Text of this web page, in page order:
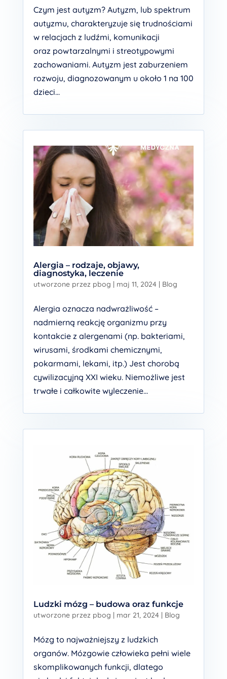
Czym jest autyzm? Autyzm, lub spektrum
autyzmu, charakteryzuje się trudnościami
w relacjach z ludźmi, komunikacji
oraz powtarzalnymi i streotypowymi
zachowaniami. Autyzm jest zaburzeniem
rozwoju, diagnozowanym u około 1 na 100
dzieci...
Alergia – rodzaje, objawy,
diagnostyka, leczenie
utworzone przez pbog | maj 11, 2024| Blog
Alergia oznacza nadwrażliwość –
nadmierną reakcję organizmu przy
kontakcie z alergenami (np. bakteriami,
wirusami, środkami chemicznymi,
pokarmami, lekami, itp.) Jest chorobą
cywilizacyjną XXI wieku. Niemożliwe jest
trwałe i całkowite wyleczenie...
Ludzki mózg – budowa oraz funkcje
utworzone przez pbog mar 21, 2024| Blog
Mózg to najważniejszy z ludzkich
organów. Mózgowie człowieka pełni wiele
skomplikowanych funkcji, dlatego